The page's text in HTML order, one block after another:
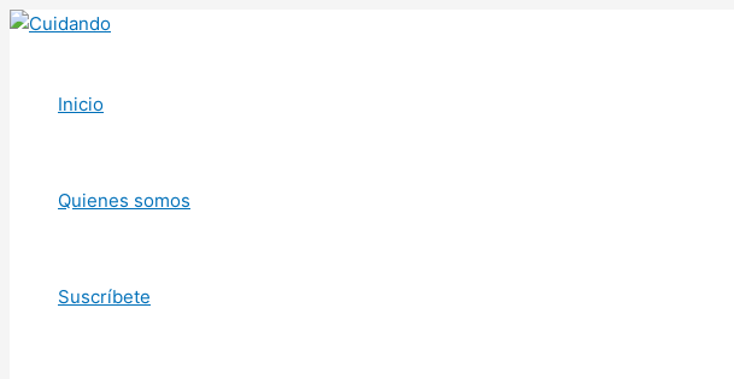
Ir
Inicio
Quienes somos
Suscríbete